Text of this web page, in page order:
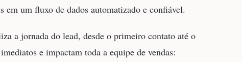
em um fluxo de dados automatizado e confiável.
a jornada do lead, desde o primeiro contato até o
e impactam toda a equipe de vendas: